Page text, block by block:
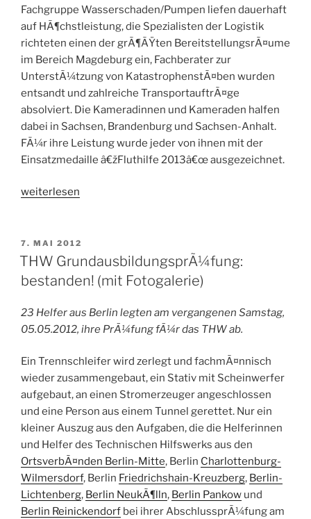
Fachgruppe Wasserschaden/Pumpen liefen dauerhaft
auf HÃ¶chstleistung, die Spezialisten der Logistik
richteten einen der grÃ¶ÃŸten BereitstellungsrÃ¤ume
im Bereich Magdeburg ein, Fachberater zur
UnterstÃ¼tzung von KatastrophenstÃ¤ben wurden
entsandt und zahlreiche TransportauftrÃ¤ge
absolviert. Die Kameradinnen und Kameraden halfen
dabei in Sachsen, Brandenburg und Sachsen-Anhalt.
FÃ¼r ihre Leistung wurde jeder von ihnen mit der
Einsatzmedaille â€žFluthilfe 2013â€œ ausgezeichnet.
„THW-
Bundesflutmedaille
2013
geehrt“
weiterlesen
VERÖFFENTLICHT
AM
7. MAI 2012
THW GrundausbildungsprÃ¼fung:
bestanden! (mit Fotogalerie)
23 Helfer aus Berlin legten am vergangenen Samstag,
05.05.2012, ihre PrÃ¼fungfÃ¼r das THWab.
Ein Trennschleifer wird zerlegt und fachmÃ¤nnisch
wieder zusammengebaut, ein Stativ mit Scheinwerfer
aufgebaut, an einen Stromerzeuger angeschlossen
und eine Person aus einem Tunnel gerettet. Nur ein
kleiner Auszug aus den Aufgaben, die die Helferinnen
und Helfer des Technischen Hilfswerks aus den
OrtsverbÃ¤nden Berlin-Mitte, Berlin Charlottenburg-
Wilmersdorf, Berlin Friedrichshain-Kreuzberg, Berlin-
Lichtenberg, Berlin NeukÃ¶lln, Berlin Pankow und
Berlin Reinickendorf bei ihrer AbschlussprÃ¼fung am